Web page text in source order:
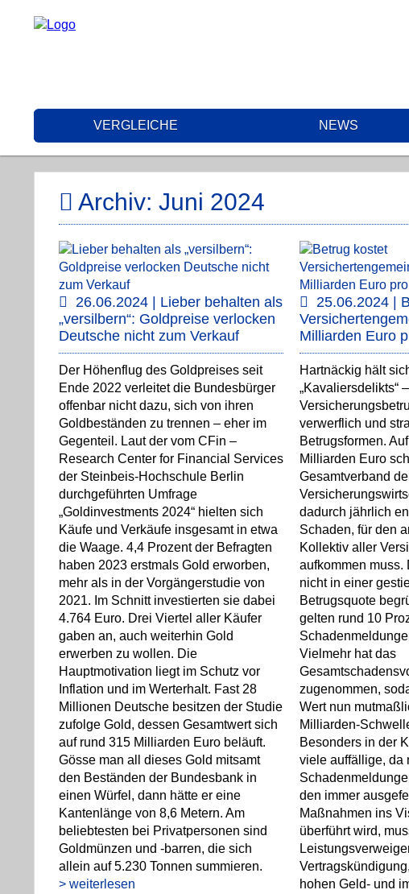
VERGLEICHE NEWS
Archiv: Juni 2024
26.06.2024 | Lieber behalten als
„versilbern“: Goldpreise verlocken
Deutsche nicht zum Verkauf
Der Höhenflug des Goldpreises seit
Ende 2022 verleitet die Bundesbürger
offenbar nicht dazu, sich von ihren
Goldbeständen zu trennen – eher im
Gegenteil. Laut der vom CFin –
Research Center for Financial Services
der Steinbeis-Hochschule Berlin
durchgeführten Umfrage
„Goldinvestments 2024“ hielten sich
Käufe und Verkäufe insgesamt in etwa
die Waage. 4,4 Prozent der Befragten
haben 2023 erstmals Gold erworben,
mehr als in der Vorgängerstudie von
2021. Im Schnitt investierten sie dabei
4.764 Euro. Drei Viertel aller Käufer
gaben an, auch weiterhin Gold
erwerben zu wollen. Die
Hauptmotivation liegt im Schutz vor
Inflation und im Werterhalt. Fast 28
Millionen Deutsche besitzen der Studie
zufolge Gold, dessen Gesamtwert sich
auf rund 315 Milliarden Euro beläuft.
Gösse man all dieses Gold mitsamt
den Beständen der Bundesbank in
einen Würfel, dann hätte er eine
Kantenlänge von 8,6 Metern. Am
beliebtesten bei Privatpersonen sind
Goldmünzen und -barren, die sich
allein auf 5.230 Tonnen summieren.
> weiterlesen
25.06.2024 |
Milliarden Euro
Hartnäckig hält
„Kavaliersdelikts“
verwerflich und
Betrugsformen.
Milliarden Euro
Gesamtverband
dadurch jährlich
Schaden, für den
Kollektiv aller
aufkommen muss.
nicht in einer
Betrugsquote
gelten rund 10
Vielmehr hat das
zugenommen,
Wert nun
Milliarden-
Besonders in der
viele auffällige, da
den immer
Maßnahmen ins
überführt wird,
hohen Geld- und